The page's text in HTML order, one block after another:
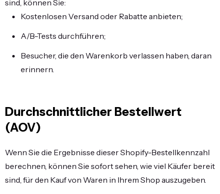
sind, können Sie:
Kostenlosen Versand oder Rabatte anbieten;
A/B-Tests durchführen;
Besucher, die den Warenkorb verlassen haben, daran
erinnern.
Durchschnittlicher Bestellwert
(AOV)
Wenn Sie die Ergebnisse dieser Shopify-Bestellkennzahl
berechnen, können Sie sofort sehen, wie viel Käufer bereit
sind, für den Kauf von Waren in Ihrem Shop auszugeben.